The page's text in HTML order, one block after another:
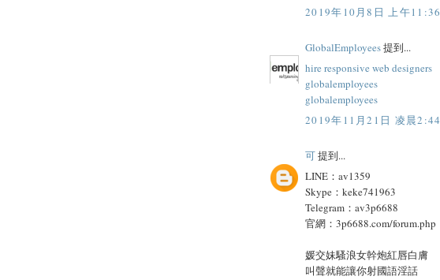
2019年10月8日 上午11:36
GlobalEmployees提到...
hire responsive web designers
globalemployees
globalemployees
2019年11月21日 凌晨2:44
可提到...
LINE：av1359
Skype：keke741963
Telegram：av3p6688
官網：3p6688.com/forum.php
媛交妹騷浪女幹炮紅唇白膚
叫聲就能讓你射國語淫話